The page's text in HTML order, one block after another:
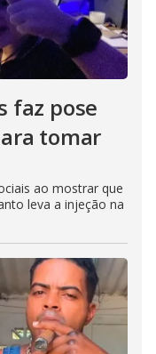
faz pose
tomar
ao mostrar que
leva a injeção na